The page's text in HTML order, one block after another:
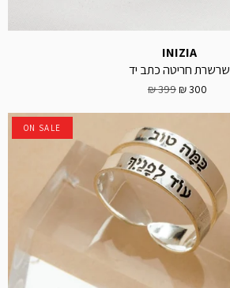
INIZIA
שרשרת חריטה כתב יד
300 ₪
399 ₪
ON SALE